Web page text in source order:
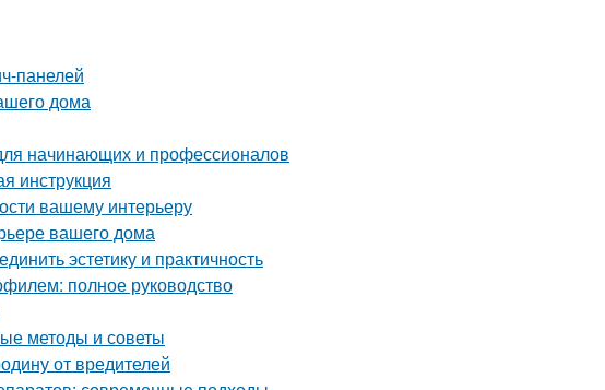
панелей
дома
начинающих и профессионалов
инструкция
вашему интерьеру
вашего дома
эстетику и практичность
полное руководство
методы и советы
от вредителей